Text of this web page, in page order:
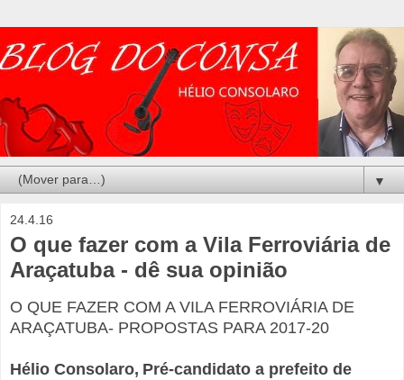
▼
24.4.16
O que fazer com a Vila Ferroviária de
Araçatuba - dê sua opinião
O QUE FAZER COM A VILA FERROVIÁRIA DE
ARAÇATUBA- PROPOSTAS PARA 2017-20
Hélio Consolaro, Pré-candidato a prefeito de